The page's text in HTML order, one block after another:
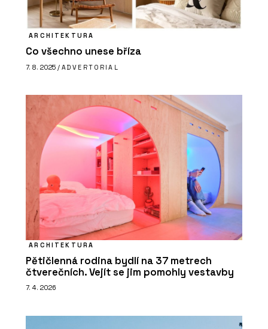
ARCHITEKTURA
Co všechno unese bříza
7. 8. 2025 / ADVERTORIAL
ARCHITEKTURA
Pětičlenná rodina bydlí na 37 metrech
čtverečních. Vejít se jim pomohly vestavby
7. 4. 2026